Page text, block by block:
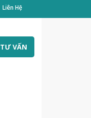
Liên Hệ
VẤN